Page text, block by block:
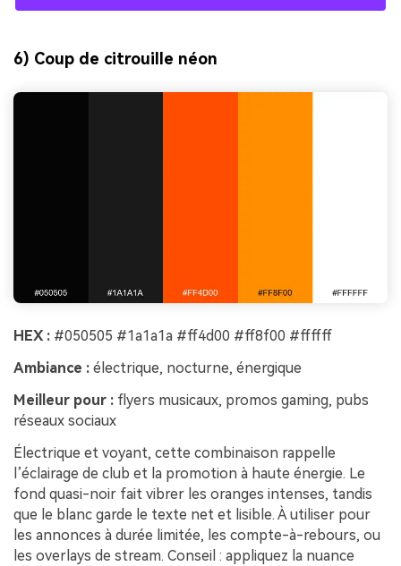
6) Coup de citrouille néon
HEX : #050505 #1a1a1a #ff4d00 #ff8f00 #ffffff
Ambiance : électrique, nocturne, énergique
Meilleur pour : flyers musicaux, promos gaming, pubs
réseaux sociaux
Électrique et voyant, cette combinaison rappelle
l’éclairage de club et la promotion à haute énergie. Le
fond quasi-noir fait vibrer les oranges intenses, tandis
que le blanc garde le texte net et lisible. À utiliser pour
les annonces à durée limitée, les compte-à-rebours, ou
les overlays de stream. Conseil : appliquez la nuance